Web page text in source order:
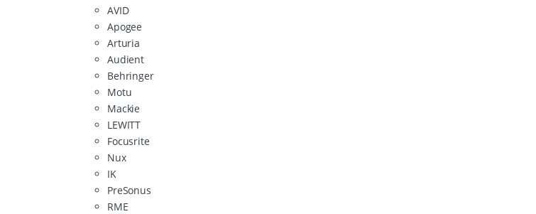
AVID
Apogee
Arturia
Audient
Behringer
Motu
Mackie
LEWITT
Focusrite
Nux
IK
PreSonus
RME